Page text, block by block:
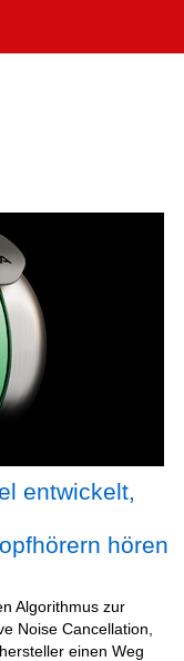
entwickelt,
hören
Algorithmus zur
Noise Cancellation,
einen Weg